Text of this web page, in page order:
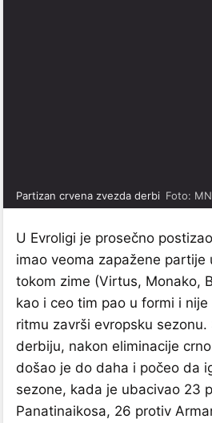
Partizan crvena zvezda derbi Foto: MN
U Evroligi je prosečno
imao veoma zapažene partije
tokom zime (Virtus, Monako,
kao i ceo tim pao u formi i
ritmu završi evropsku sezonu.
derbiju, nakon eliminacije
došao je do daha i počeo da
sezone, kada je ubacivao 23
Panatinaikosa, 26 protiv